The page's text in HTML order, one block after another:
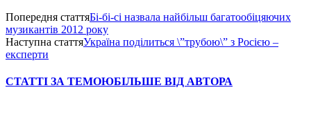
Попередня статтяБі-бі-сі назвала найбільш багатообіцяючих
музикантів 2012 року
Наступна статтяУкраїна поділиться \”трубою\” з Росією –
експерти
СТАТТІ ЗА ТЕМОЮБІЛЬШЕ ВІД АВТОРА